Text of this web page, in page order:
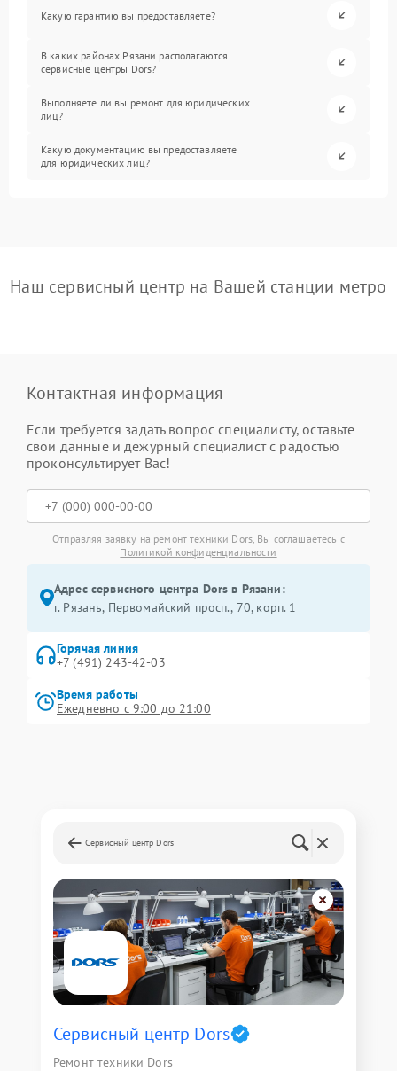
Какую гарантию вы предоставляете?
В каких районах Рязани располагаются
сервисные центры Dors?
Выполняете ли вы ремонт для юридических
лиц?
Какую документацию вы предоставляете
для юридических лиц?
Наш сервисный центр на Вашей станции метро
Контактная информация
Если требуется задать вопрос специалисту, оставьте
свои данные и дежурный специалист с радостью
проконсультирует Вас!
Отправляя заявку на ремонт техники Dors, Вы соглашаетесь с
Политикой конфиденциальности
Адрес сервисного центра Dors в Рязани:
г. Рязань, Первомайский просп., 70, корп. 1
Горячая линия
+7 (491) 243-42-03
Время работы
Ежедневно с 9:00 до 21:00
Сервисный центр Dors
Сервисный центр Dors
Ремонт техники Dors